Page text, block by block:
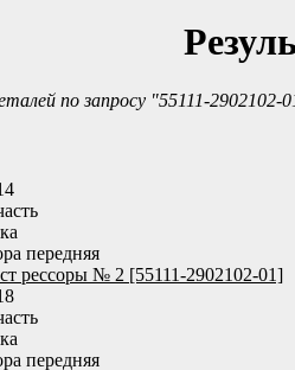
по запросу "55111-2902102-
передняя
рессоры № 2 [55111-2902102-01]
передняя